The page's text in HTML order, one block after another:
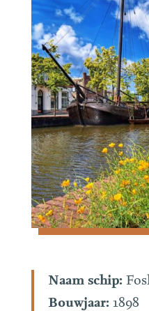
Naam schip:
Bouwjaar: 1898